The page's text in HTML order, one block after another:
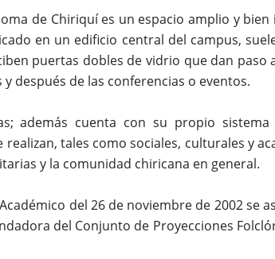
de Chiriquí es un espacio amplio y
en un edificio central del campus,
puertas dobles de vidrio que dan paso
después de las conferencias o eventos.
además cuenta con su propio
tales como sociales, culturales y
y la comunidad chiricana en general.
del 26 de noviembre de 2002 se
del Conjunto de Proyecciones